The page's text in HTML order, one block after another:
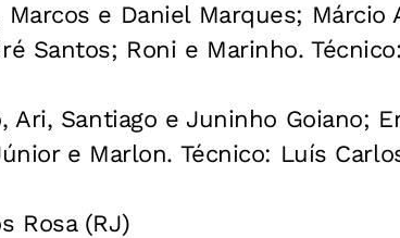
Marcos e Daniel Marques; Márcio
Santos; Roni e Marinho.
Ari, Santiago e Juninho Goiano;
e Marlon. Técnico: Luís
Rosa (RJ)